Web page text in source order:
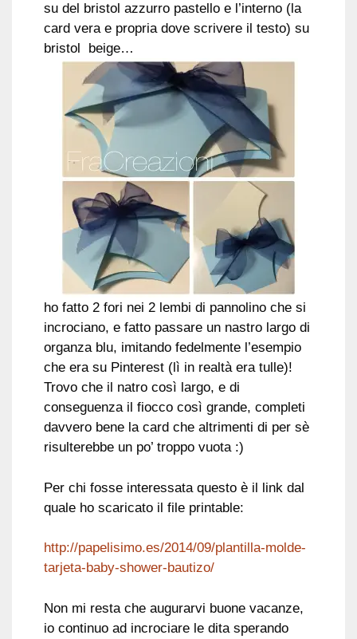
su del bristol azzurro pastello e l’interno (la
card vera e propria dove scrivere il testo) su
bristol beige…
ho fatto 2 fori nei 2 lembi di pannolino che si
incrociano, e fatto passare un nastro largo di
organza blu, imitando fedelmente l’esempio
che era su Pinterest (lì in realtà era tulle)!
Trovo che il natro così largo, e di
conseguenza il fiocco così grande, completi
davvero bene la card che altrimenti di per sè
risulterebbe un po’ troppo vuota :)
Per chi fosse interessata questo è il link dal
quale ho scaricato il file printable:
http://papelisimo.es/2014/09/plantilla-molde-
tarjeta-baby-shower-bautizo/
Non mi resta che augurarvi buone vacanze,
io continuo ad incrociare le dita sperando